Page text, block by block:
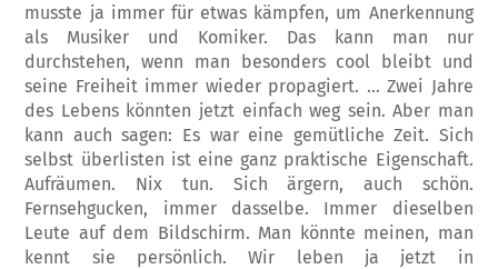
musste ja immer für etwas kämpfen, um Anerkennung
als Musiker und Komiker. Das kann man nur
durchstehen, wenn man besonders cool bleibt und
seine Freiheit immer wieder propagiert. … Zwei Jahre
des Lebens könnten jetzt einfach weg sein. Aber man
kann auch sagen: Es war eine gemütliche Zeit. Sich
selbst überlisten ist eine ganz praktische Eigenschaft.
Aufräumen. Nix tun. Sich ärgern, auch schön.
Fernsehgucken, immer dasselbe. Immer dieselben
Leute auf dem Bildschirm. Man könnte meinen, man
kennt sie persönlich. Wir leben ja jetzt in